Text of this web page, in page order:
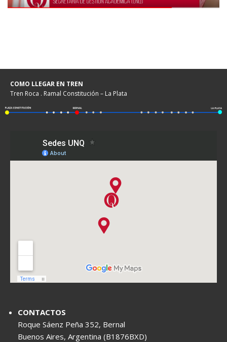
COMO LLEGAR EN TREN
Tren Roca . Ramal Constitución – La Plata
CONTACTOS
Roque Sáenz Peña 352, Bernal
Buenos Aires, Argentina (B1876BXD)